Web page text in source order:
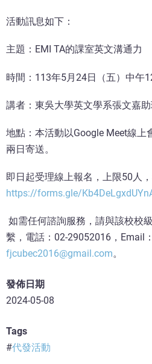
活動訊息如下：
主題：EMI TA的課室英文溝通力
時間：113年5月24日（五）中午
講者：東吳大學英文學系張文嘉
地點：本活動以Google Meet線上
兩日寄送。
即日起受理線上報名，上限50人，
https://forms.gle/
如需任何諮詢服務，請與該校校
繫，電話：02-29052016，Email：
fjcubec2016@gmail.com。
發佈日期
2024-05-08
Tags
代發活動